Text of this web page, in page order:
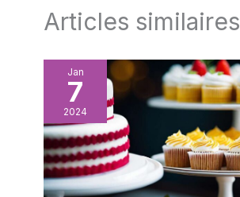
Articles similaires
Jan
7
2024